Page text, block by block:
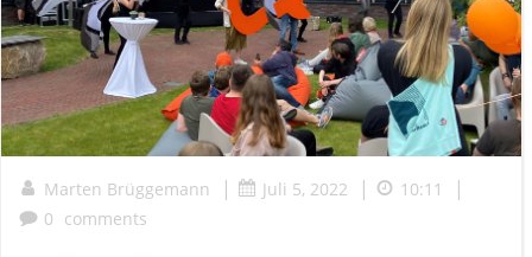
Marten Brüggemann | Juli 5, 2022 | 10:11 |
0 comments